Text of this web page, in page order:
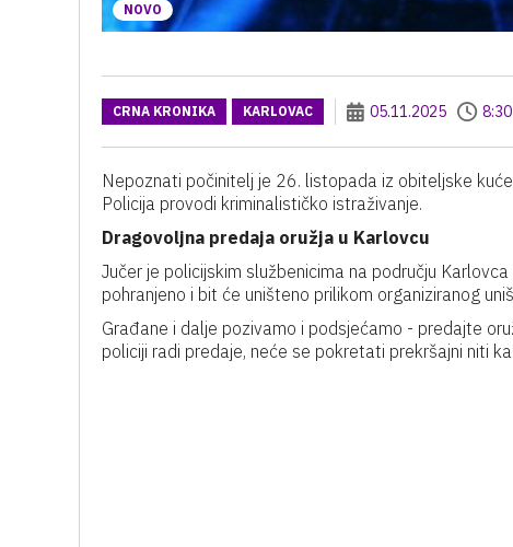
NOVO
CRNA KRONIKA KARLOVAC 05.11.2025 8:30
Nepoznati počinitelj je 26. listopada iz obiteljske
Policija provodi kriminalističko istraživanje.
Dragovoljna predaja oružja u Karlovcu
Jučer je policijskim službenicima na području
pohranjeno i bit će uništeno prilikom organiziranog
Građane i dalje pozivamo i podsjećamo - predajte
policiji radi predaje, neće se pokretati prekršajni niti